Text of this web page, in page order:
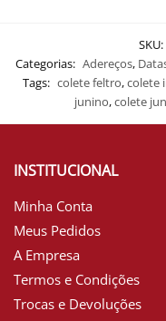
SKU:
Categorias: Adereços,
Tags: colete feltro,colete
junino,colete
INSTITUCIONAL
Minha Conta
Meus Pedidos
A Empresa
Termos e Condições
Trocas e Devoluções